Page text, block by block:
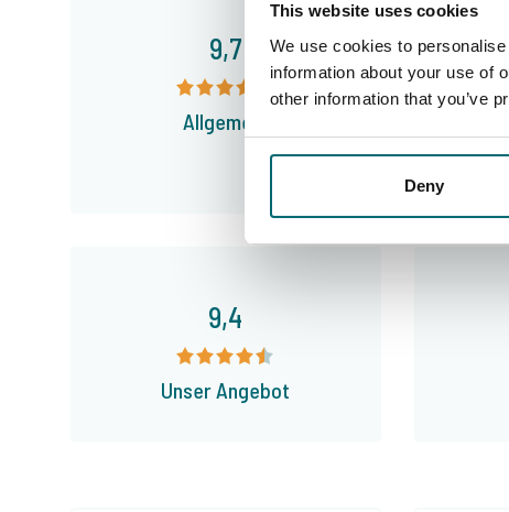
This website uses cookies
We use cookies to
information about your use of
other information that you’ve
Deny
9,7
Allgemein
9,4
Unser Angebot